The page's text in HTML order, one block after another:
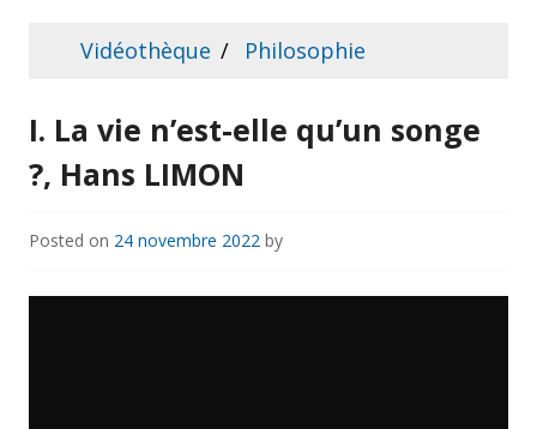
Vidéothèque Philosophie
I. La vie n’est-elle qu’un songe
?, Hans LIMON
Posted on 24 novembre 2022 by